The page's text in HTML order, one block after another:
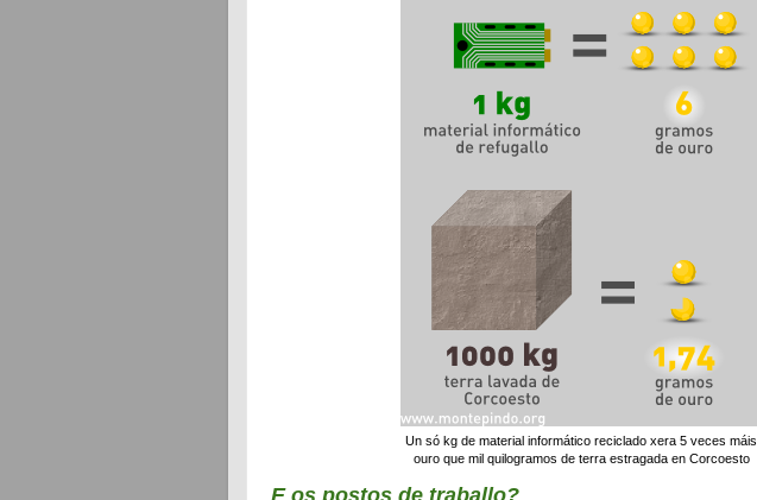
Un só kg de material informático reciclado xera 5 veces máis
ouro que mil quilogramos de terra estragada en Corcoesto